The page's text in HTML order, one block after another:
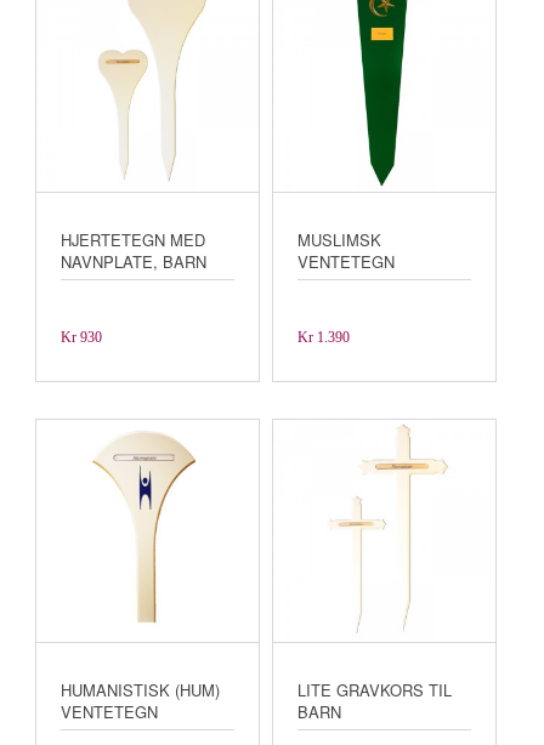
HJERTETEGN MED
NAVNPLATE, BARN
Kr 930
MUSLIMSK
VENTETEGN
Kr 1.390
HUMANISTISK (HUM)
VENTETEGN
LITE GRAVKORS TIL
BARN